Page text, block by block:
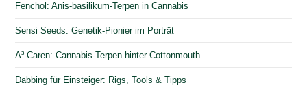
Fenchol: Anis-basilikum-Terpen in Cannabis
Sensi Seeds: Genetik-Pionier im Porträt
Δ³-Caren: Cannabis-Terpen hinter Cottonmouth
Dabbing für Einsteiger: Rigs, Tools & Tipps